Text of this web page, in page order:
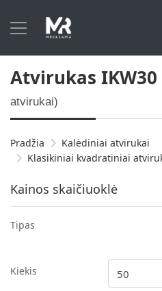
Atvirukas IKW30
atvirukai)
Pradžia
Kalėdiniai atvirukai
Klasikiniai kvadratiniai
Kainos skaičiuoklė
Tipas
Kiekis